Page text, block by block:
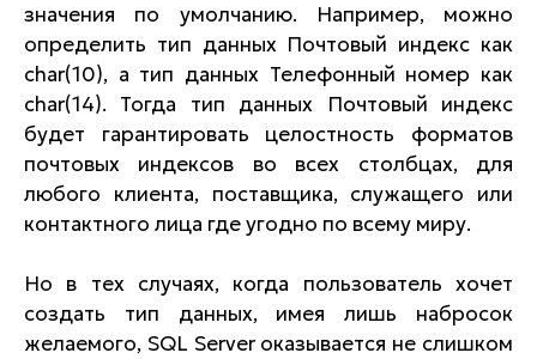
значения по умолчанию. Например, можно
определить тип данных Почтовый индекс как
char(10), а тип данных Телефонный номер как
char(14). Тогда тип данных Почтовый индекс
будет гарантировать целостность форматов
почтовых индексов во всех столбцах, для
любого клиента, поставщика, служащего или
контактного лица где угодно по всему миру.
Но в тех случаях, когда пользователь хочет
создать тип данных, имея лишь набросок
желаемого, SQL Server оказывается не слишком